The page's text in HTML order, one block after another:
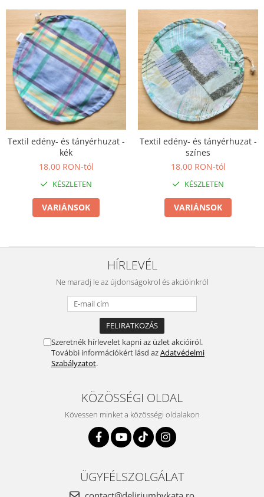
Textil edény- és tányérhuzat -
kék
18,00 RON-tól
KÉSZLETEN
VARIÁNSOK
Textil edény- és tányérhuzat -
színes
18,00 RON-tól
KÉSZLETEN
VARIÁNSOK
HÍRLEVÉL
Ne maradj le az újdonságokrol és akcióinkról
Szeretnék hírlevelet kapni az üzlet akcióiról.
További információkért lásd azAdatvédelmi
Szabályzatot.
KÖZÖSSÉGI OLDAL
Kövessen minket a közösségi oldalakon
ÜGYFÉLSZOLGÁLAT